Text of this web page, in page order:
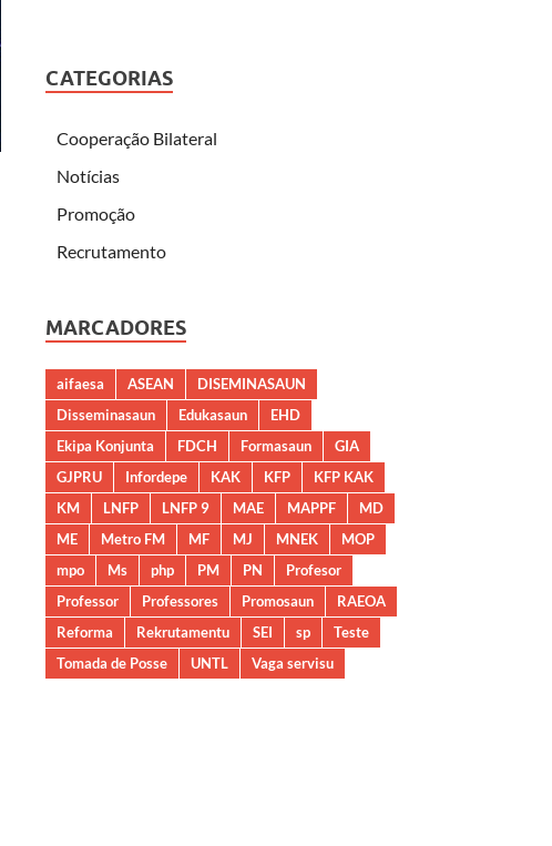
CATEGORIAS
Cooperação Bilateral
Notícias
Promoção
Recrutamento
MARCADORES
aifaesa ASEAN
DISEMINASAUN
Disseminasaun
Edukasaun
EHD
Ekipa Konjunta
FDCH Formasaun
GIA
GJPRU
Infordepe KAK KFP
KFP KAK
KM
LNFP LNFP 9 MAE MAPPF
MD
ME
Metro FM MF MJ MNEK
MOP
mpo
Ms php PM PN
Profesor
Professor
Professores Promosaun
RAEOA
Reforma
Rekrutamentu SEI sp
Teste
Tomada de Posse
UNTL Vaga servisu